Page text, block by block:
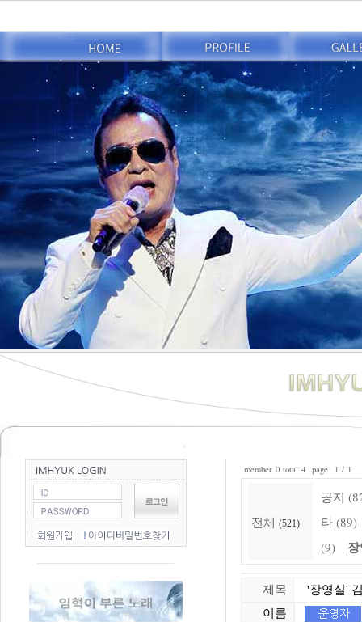
member 0 total 4 page 1 / 1
전체 (521)
공지
타 (89)
(9) |
제목
'장영실' 김
이름